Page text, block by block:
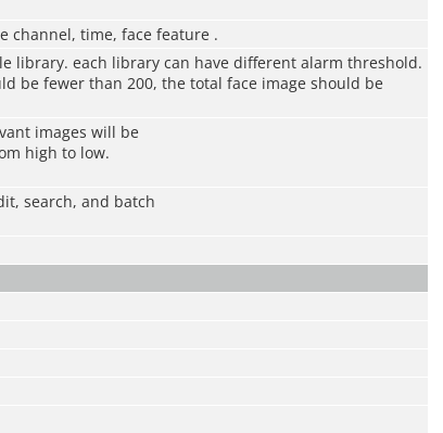
channel, time, face feature .
library. each library can have different alarm threshold.
be fewer than 200, the total face image should be
images will be
high to low.
search, and batch